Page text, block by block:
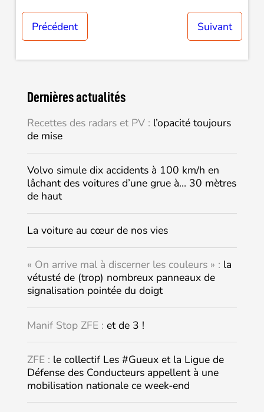
Précédent Suivant
Dernières actualités
Recettes des radars et PV : l’opacité toujours
de mise
Volvo simule dix accidents à 100 km/h en
lâchant des voitures d’une grue à… 30 mètres
de haut
La voiture au cœur de nos vies
« On arrive mal à discerner les couleurs » : la
vétusté de (trop) nombreux panneaux de
signalisation pointée du doigt
Manif Stop ZFE : et de 3 !
ZFE : le collectif Les #Gueux et la Ligue de
Défense des Conducteurs appellent à une
mobilisation nationale ce week-end